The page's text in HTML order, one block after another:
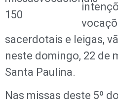
sacerdotais e leigas,
neste domingo, 22 de
Santa Paulina.
Nas missas deste 5º